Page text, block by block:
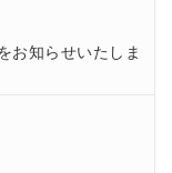
お知らせいたしま